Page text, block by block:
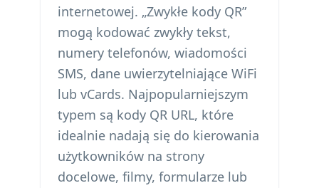
internetowej. „Zwykłe kody QR”
mogą kodować zwykły tekst,
numery telefonów, wiadomości
SMS, dane uwierzytelniające WiFi
lub vCards. Najpopularniejszym
typem są kody QR URL, które
idealnie nadają się do kierowania
użytkowników na strony
docelowe, filmy, formularze lub